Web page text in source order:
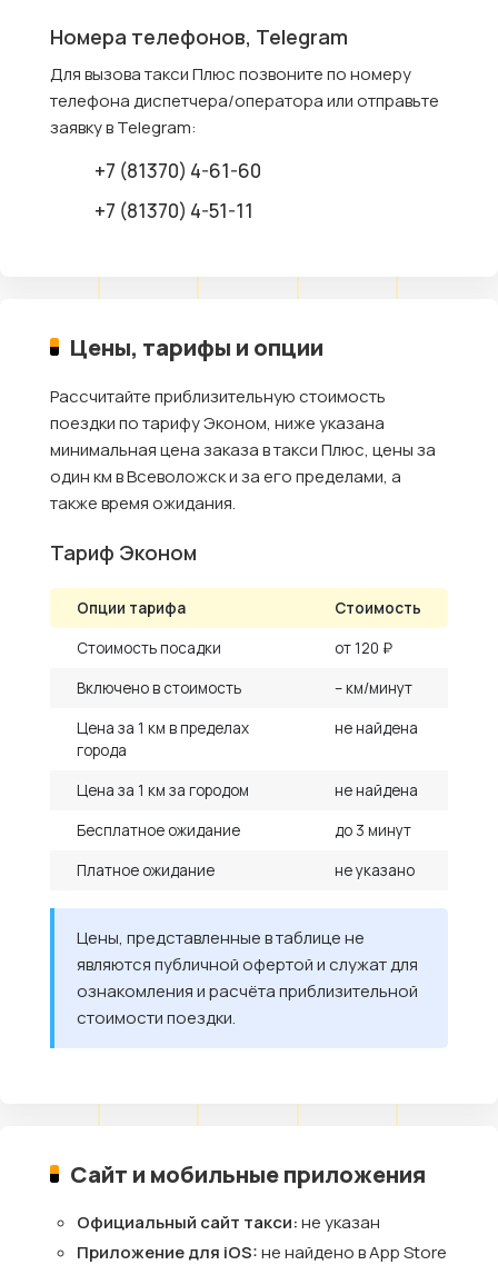
Номера телефонов, Telegram
Для вызова такси Плюс позвоните по номеру
телефона диспетчера/оператора или отправьте
заявку в Telegram:
+7 (81370) 4-61-60
+7 (81370) 4-51-11
Цены, тарифы и опции
Рассчитайте приблизительную стоимость
поездки по тарифу Эконом, ниже указана
минимальная цена заказа в такси Плюс, цены за
один км в Всеволожск и за его пределами, а
также время ожидания.
Тариф Эконом
Опции тарифа
Стоимость
Стоимость посадки
от 120 ₽
Включено в стоимость
– км/минут
Цена за 1 км в пределах
города
не найдена
Цена за 1 км за городом
не найдена
Бесплатное ожидание
до 3 минут
Платное ожидание
не указано
Цены, представленные в таблице не
являются публичной офертой и служат для
ознакомления и расчёта приблизительной
стоимости поездки.
Сайт и мобильные приложения
Официальный сайт такси:не указан
Приложение для iOS:не найдено в App Store